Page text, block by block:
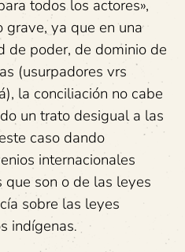
todos los actores»,
grave, ya que en una
de poder, de dominio de
(usurpadores vrs
la conciliación no cabe
un trato desigual a las
caso dando
internacionales
que son o de las leyes
sobre las leyes
indígenas.